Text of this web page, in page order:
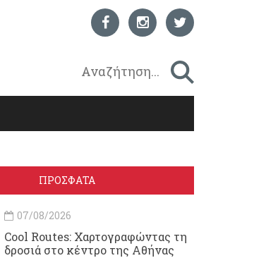
ΠΡΟΣΦΑΤΑ
07/08/2026
Cool Routes: Χαρτογραφώντας τη
δροσιά στο κέντρο της Αθήνας